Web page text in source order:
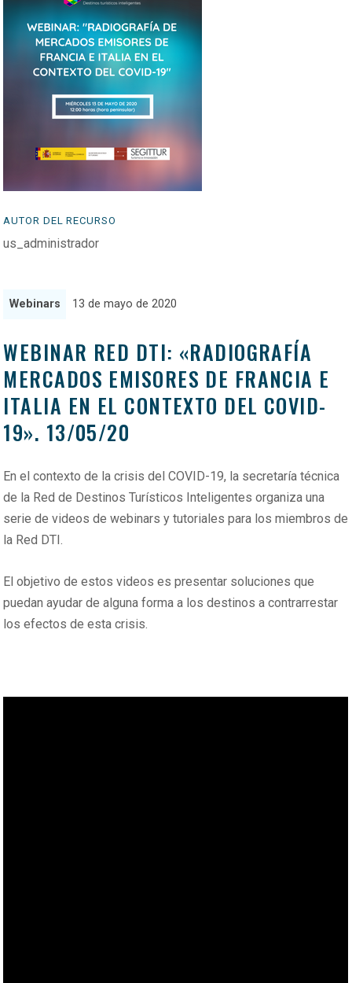
AUTOR DEL RECURSO
us_administrador
Webinars 13 de mayo de 2020
WEBINAR RED DTI: «RADIOGRAFÍA
MERCADOS EMISORES DE FRANCIA E
ITALIA EN EL CONTEXTO DEL COVID-
19». 13/05/20
En el contexto de la crisis del COVID-19, la secretaría técnica
de la Red de Destinos Turísticos Inteligentes organiza una
serie de videos de webinars y tutoriales para los miembros de
la Red DTI.
El objetivo de estos videos es presentar soluciones que
puedan ayudar de alguna forma a los destinos a contrarrestar
los efectos de esta crisis.